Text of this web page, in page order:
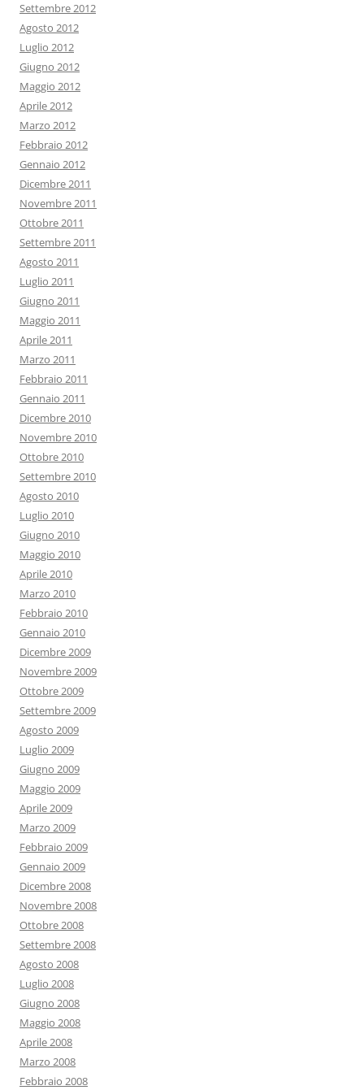
Settembre 2012
Agosto 2012
Luglio 2012
Giugno 2012
Maggio 2012
Aprile 2012
Marzo 2012
Febbraio 2012
Gennaio 2012
Dicembre 2011
Novembre 2011
Ottobre 2011
Settembre 2011
Agosto 2011
Luglio 2011
Giugno 2011
Maggio 2011
Aprile 2011
Marzo 2011
Febbraio 2011
Gennaio 2011
Dicembre 2010
Novembre 2010
Ottobre 2010
Settembre 2010
Agosto 2010
Luglio 2010
Giugno 2010
Maggio 2010
Aprile 2010
Marzo 2010
Febbraio 2010
Gennaio 2010
Dicembre 2009
Novembre 2009
Ottobre 2009
Settembre 2009
Agosto 2009
Luglio 2009
Giugno 2009
Maggio 2009
Aprile 2009
Marzo 2009
Febbraio 2009
Gennaio 2009
Dicembre 2008
Novembre 2008
Ottobre 2008
Settembre 2008
Agosto 2008
Luglio 2008
Giugno 2008
Maggio 2008
Aprile 2008
Marzo 2008
Febbraio 2008